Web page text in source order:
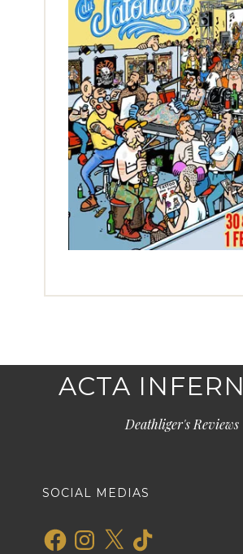
ACTA
Deathliger's Reviews
SOCIAL MEDIAS
FacebookInstagram
X TikTok